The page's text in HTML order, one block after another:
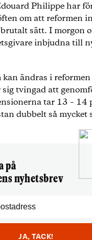
Philippe har
om att reformen
sätt. I morgon
inbjudna till
kan ändras i
tvingad att
tar 13 – 14
dubbelt så mycket
på
nyhetsbrev